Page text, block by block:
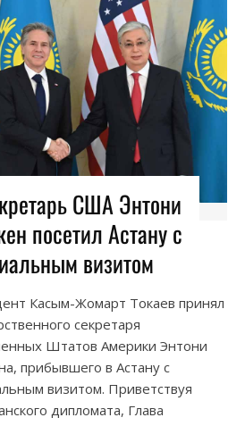
США Энтони
посетил Астану с
визитом
Касым-Жомарт Токаев принял
секретаря
Штатов Америки Энтони
прибывшего в Астану с
визитом. Приветствуя
дипломата, Глава